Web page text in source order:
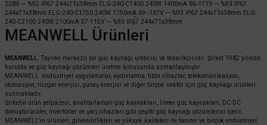
228V --- %92 IP67 244x71x38mm ELG-240-C1400 240W 1400mA 86-171V --- %93
IP67
244x71x38mm ELG-240-C1750 240W 1750mA 69--137V --- %93 IP67 244x71x38mm ELG-
240-C2100 240W 2100mA 57-115V --- %93 IP67 244x71x38mm
MEANWELL Ürünleri
MEANWELL, Tayvan merkezli bir güç kaynağı üreticisi ve tedarikçisidir. Şirket 1982 yılında
kuruldu ve güç kaynağı çözümleri üretme konusunda uzmanlaşmıştır.
MEANWELL endüstriyel uygulamalar, aydınlatma, tıbbi cihazlar, telekomünikasyon,
otomasyon, rüzgar enerjisi, güneş enerjisi ve diğer birçok sektör için güç kaynağı ürünleri
sunmaktadır.
Şirketin ürün yelpazesi, anahtarlamalı güç kaynakları, lineer güç kaynakları, DC-DC
dönüştürücüler, invertörler ve şarj cihazları gibi çeşitli güç kaynağı çözümlerini içerir.
MEANWELL'in ürünleri, güvenilirlikleri ve yüksek kaliteleri ile tanınır ve birçok endüstriyel